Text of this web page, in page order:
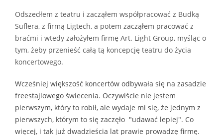
Odszedłem z teatru i zacząłem współpracować z Budką
Suflera, z firmą Ligtech, a potem zacząłem pracować z
braćmi i wtedy założyłem firmę Art. Light Group, myśląc o
tym, żeby przenieść całą tą koncepcję teatru do życia
koncertowego.
Wcześniej większość koncertów odbywała się na zasadzie
freestajlowego świecenia. Oczywiście nie jestem
pierwszym, który to robił, ale wydaje mi się, że jednym z
pierwszych, którym to się zaczęło "udawać lepiej". Co
więcej, i tak już dwadzieścia lat prawie prowadzę firmę.